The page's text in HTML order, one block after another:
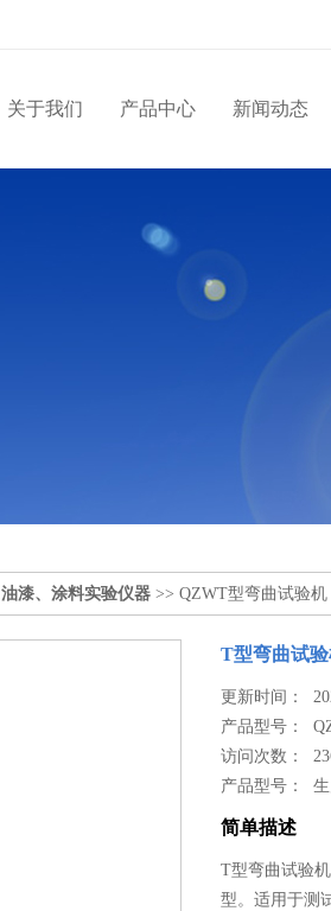
关于我们 产品中心 新闻动态
油漆、涂料实验仪器 >> QZWT型弯曲试验机
T型弯曲试
更新时间：
产品型号：
访问次数：
产品型号：
简单描述
T型弯曲试验
型。适用于测